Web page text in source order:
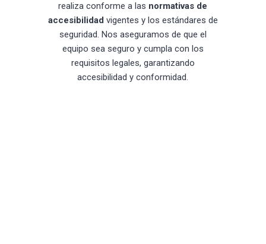
realiza conforme a las normativas de
accesibilidad vigentes y los estándares de
seguridad. Nos aseguramos de que el
equipo sea seguro y cumpla con los
requisitos legales, garantizando
accesibilidad y conformidad.